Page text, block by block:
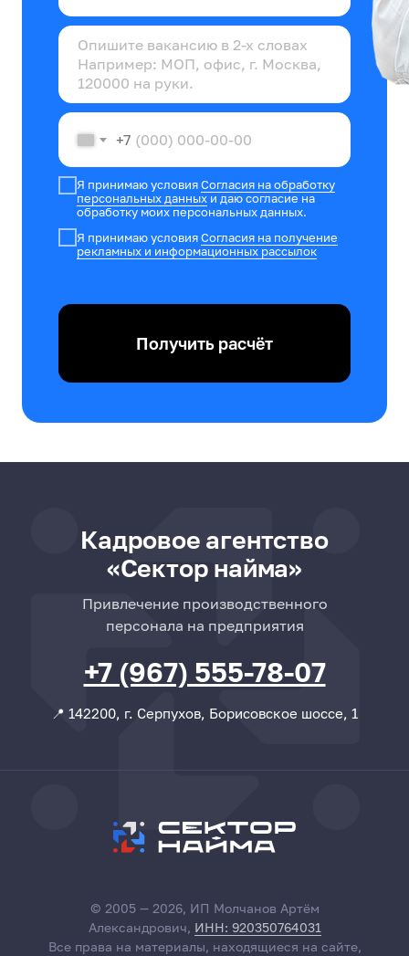
+7
Я принимаю условияСогласия на обработку
персональных данных и даю согласие на
обработку моих персональных данных.
Я принимаю условияСогласия на получение
рекламных и информационных рассылок
Получить расчёт
© 2005 — 2026, ИП Молчанов Артём
Александрович, ИНН: 920350764031
Все права на материалы, находящиеся на сайте,
+7 (967) 555-78-07
📍 142200, г. Серпухов, Борисовское шоссе, 1
Привлечение производственного
персонала на предприятия
Кадровое агентство
«Сектор найма»